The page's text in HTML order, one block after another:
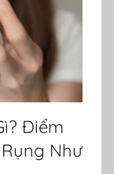
Điểm
Như